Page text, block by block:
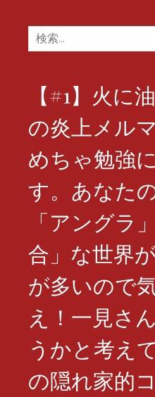
検
索:
【#1】火に
の炎上メル
めちゃ勉強
す。あなた
「アングラ
合」な世界
が多いので
え！一見さ
うかと考え
の隠れ家的